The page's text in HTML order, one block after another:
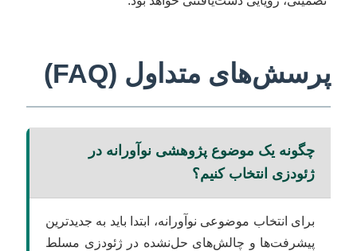
پرسش‌های متداول (FAQ)
چگونه یک موضوع پژوهشی نوآورانه در
ژئودزی انتخاب کنیم؟
برای انتخاب موضوعی نوآورانه، ابتدا باید به جدیدترین
پیشرفت‌ها و چالش‌های حل‌نشده در ژئودزی مسلط